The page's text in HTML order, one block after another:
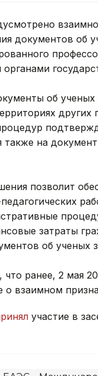
документов об
об ученых
также на
позволит
затраты
об ученых
что ранее, 2 мая
о взаимном
участие в